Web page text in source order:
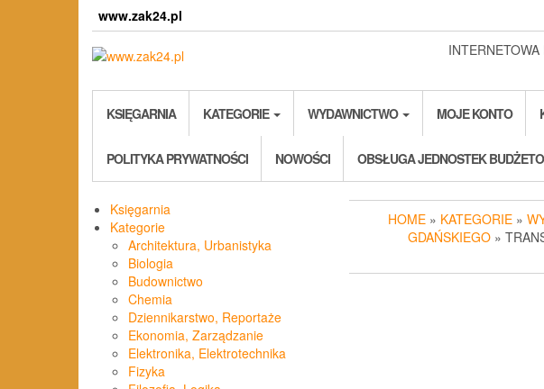
www.zak24.pl
KSIĘGARNIA KATEGORIE WYDAWNICTWO MOJE KONTO
POLITYKA PRYWATNOŚCI NOWOŚCI OBSŁUGA JEDNOSTEK
Księgarnia
Kategorie
Architektura, Urbanistyka
Biologia
Budownictwo
Chemia
Dziennikarstwo, Reportaże
Ekonomia, Zarządzanie
Elektronika, Elektrotechnika
Fizyka
HOME » KATEGORIE »
GDAŃSKIEGO »